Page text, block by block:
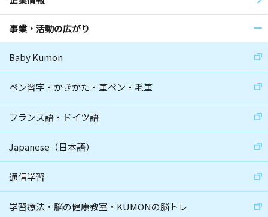
事業・活動の広がり
Baby Kumon
ペン習字・かきかた・筆ペン・毛筆
フランス語・ドイツ語
Japanese（日本語）
通信学習
学習療法・脳の健康教室・KUMONの脳トレ